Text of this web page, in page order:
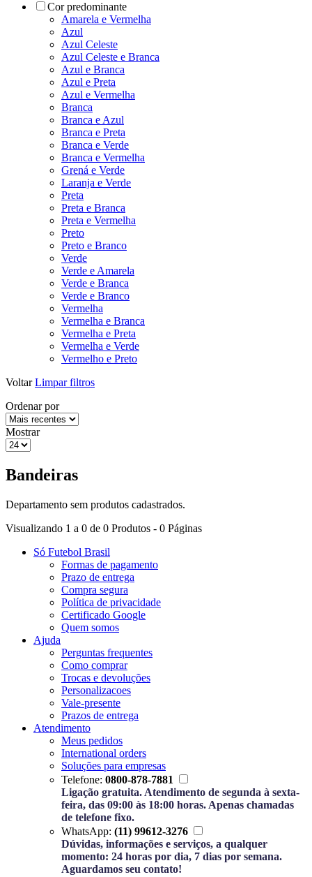
Cor predominante
Amarela e Vermelha
Azul
Azul Celeste
Azul Celeste e Branca
Azul e Branca
Azul e Preta
Azul e Vermelha
Branca
Branca e Azul
Branca e Preta
Branca e Verde
Branca e Vermelha
Grená e Verde
Laranja e Verde
Preta
Preta e Branca
Preta e Vermelha
Preto
Preto e Branco
Verde
Verde e Amarela
Verde e Branca
Verde e Branco
Vermelha
Vermelha e Branca
Vermelha e Preta
Vermelha e Verde
Vermelho e Preto
Voltar Limpar filtros
Ordenar por
Mostrar
Bandeiras
Departamento sem produtos cadastrados.
Visualizando 1 a 0 de 0 Produtos - 0 Páginas
Só Futebol Brasil
Formas de pagamento
Prazo de entrega
Compra segura
Política de privacidade
Certificado Google
Quem somos
Ajuda
Perguntas frequentes
Como comprar
Trocas e devoluções
Personalizacoes
Vale-presente
Prazos de entrega
Atendimento
Meus pedidos
International orders
Soluções para empresas
Telefone: 0800-878-7881
Ligação gratuita. Atendimento de segunda à sexta-
feira, das 09:00 às 18:00 horas. Apenas chamadas
de telefone fixo.
WhatsApp: (11) 99612-3276
Dúvidas, informações e serviços, a qualquer
momento: 24 horas por dia, 7 dias por semana.
Aguardamos seu contato!